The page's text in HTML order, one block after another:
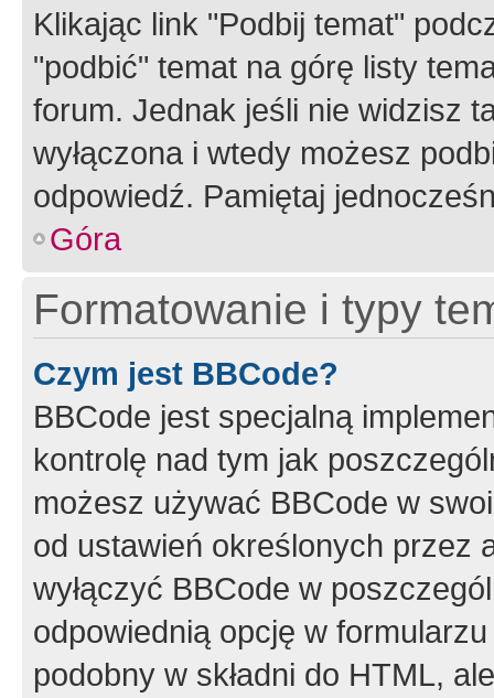
Klikając link "Podbij temat"
"podbić" temat na górę listy
forum. Jednak jeśli nie widzisz
wyłączona i wtedy możesz
odpowiedź. Pamiętaj
Góra
Formatowanie i typy
Czym jest BBCode?
BBCode jest specjalną
kontrolę nad tym jak
możesz używać BBCode w
od ustawień określonych przez
wyłączyć BBCode w
odpowiednią opcję w
podobny w składni do HTML,